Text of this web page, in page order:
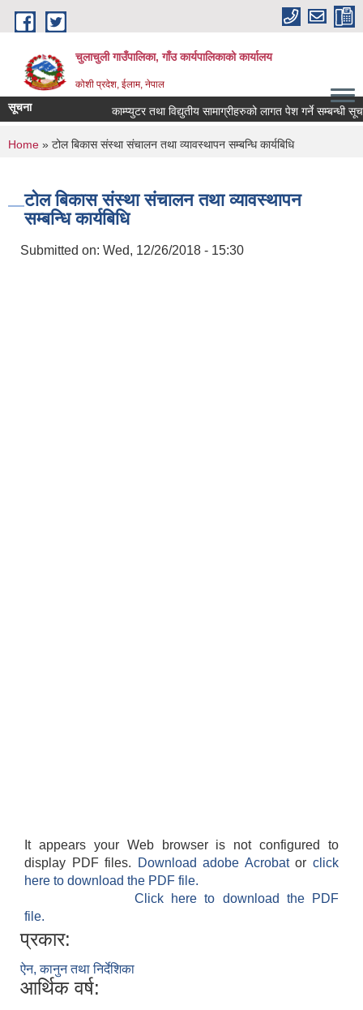
Skip to main content
चुलाचुली गाउँपालिका, गाँउ कार्यपालिकाको कार्यालय
कोशी प्रदेश, ईलाम, नेपाल
सूचना काम्प्युटर तथा विद्युतीय सामाग्रीहरुको लागत पेश गर्ने सम्बन्धी
You are here
Home » टोल बिकास संस्था संचालन तथा व्यावस्थापन सम्बन्धि कार्यबिधि
टोल बिकास संस्था संचालन तथा व्यावस्थापन
सम्बन्धि कार्यबिधि
Submitted on: Wed, 12/26/2018 - 15:30
It appears your Web browser is not configured to
display PDF files.
Download adobe Acrobatorclick
here to download the PDF file.
Click here to download the PDF
file.
प्रकार:
ऐन, कानुन तथा निर्देशिका
आर्थिक वर्ष: